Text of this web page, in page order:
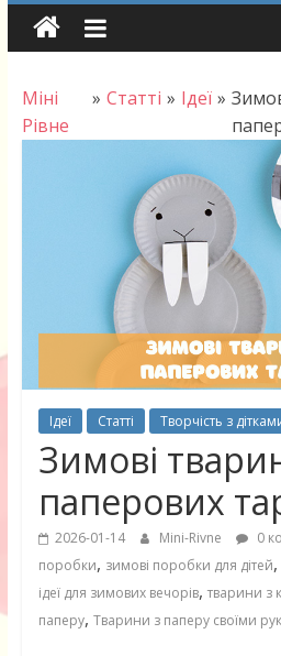
Skip
Міні
Рівне
» Статті » Ідеї »
Ідеї Статті Творчість з
Зимові
паперових
2026-01-14 Mini-Rivne 0
поробки, зимові поробки для дітей,
ідеї для зимових вечорів, тварини з
паперу, Тварини з паперу своїми